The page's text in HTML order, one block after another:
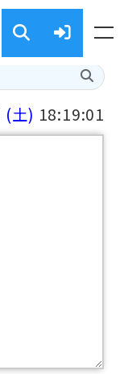
(土) 18:19:02